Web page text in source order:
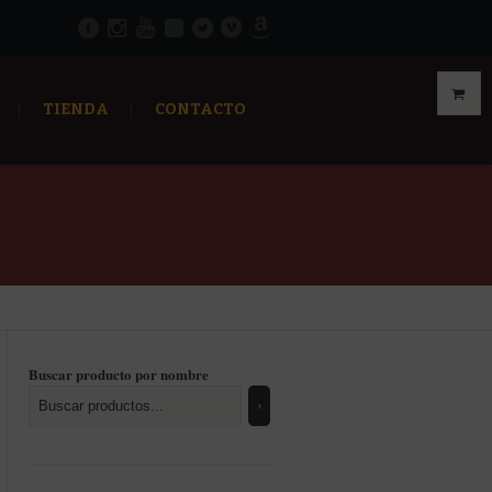
TIENDA CONTACTO
Buscar producto por nombre